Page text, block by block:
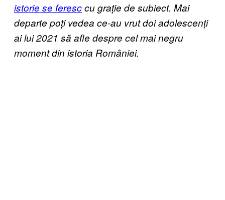
istorie se feresccu grație de subiect. Mai
departe poți vedea ce-au vrut doi adolescenți
ai lui 2021 să afle despre cel mai negru
moment din istoria României.